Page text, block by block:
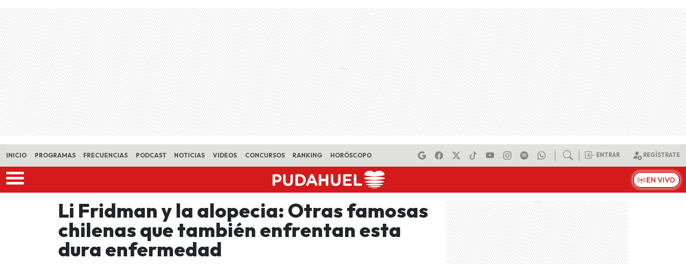
Skip to main content
INICIO PROGRAMAS FRECUENCIAS PODCAST NOTICIAS VIDEOS CONCURSOS RANKING HORÓSCOPO ENTRAR REGÍSTRATE
EN VIVO
Li Fridman y la alopecia: Otras famosas
chilenas que también enfrentan esta
dura enfermedad